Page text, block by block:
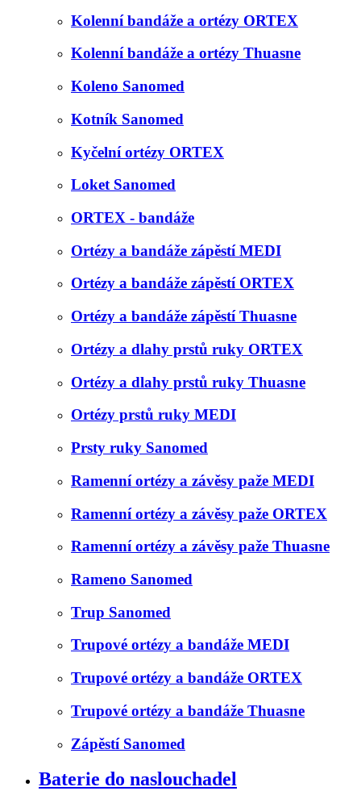
Kolenní bandáže a ortézy ORTEX
Kolenní bandáže a ortézy Thuasne
Koleno Sanomed
Kotník Sanomed
Kyčelní ortézy ORTEX
Loket Sanomed
ORTEX - bandáže
Ortézy a bandáže zápěstí MEDI
Ortézy a bandáže zápěstí ORTEX
Ortézy a bandáže zápěstí Thuasne
Ortézy a dlahy prstů ruky ORTEX
Ortézy a dlahy prstů ruky Thuasne
Ortézy prstů ruky MEDI
Prsty ruky Sanomed
Ramenní ortézy a závěsy paže MEDI
Ramenní ortézy a závěsy paže ORTEX
Ramenní ortézy a závěsy paže Thuasne
Rameno Sanomed
Trup Sanomed
Trupové ortézy a bandáže MEDI
Trupové ortézy a bandáže ORTEX
Trupové ortézy a bandáže Thuasne
Zápěstí Sanomed
Baterie do naslouchadel